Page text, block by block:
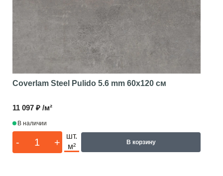
Coverlam Steel Pulido 5.6 mm 60x120 см
11 097 ₽ /м²
В наличии
- +
шт.
м²
В корзину